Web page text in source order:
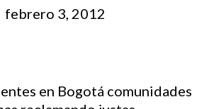
febrero 3, 2012